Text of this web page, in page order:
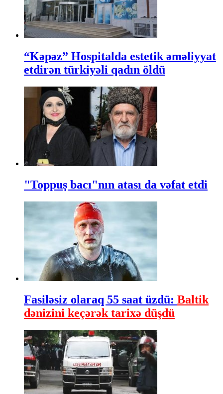
“Kəpəz” Hospitalda estetik əməliyyat
etdirən türkiyəli qadın öldü
"Toppuş bacı"nın atası da vəfat etdi
Fasiləsiz olaraq 55 saat üzdü: Baltik
dənizini keçərək tarixə düşdü